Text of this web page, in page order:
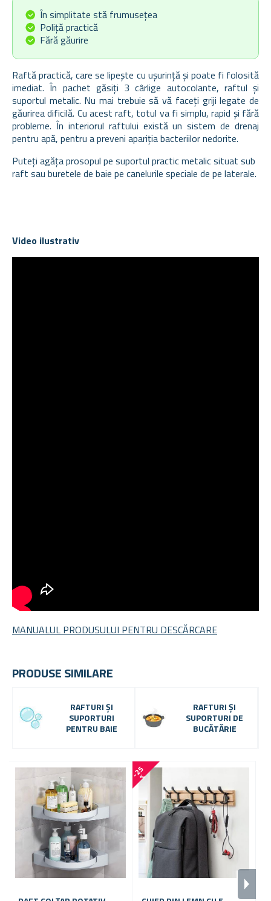
În simplitate stă frumusețea
Poliță practică
Fără găurire
Raftă practică, care se lipește cu ușurință și poate fi folosită
imediat. În pachet găsiți 3 cârlige autocolante, raftul și
suportul metalic. Nu mai trebuie să vă faceți griji legate de
găurirea dificilă. Cu acest raft, totul va fi simplu, rapid și fără
probleme. În interiorul raftului există un sistem de drenaj
pentru apă, pentru a preveni apariția bacteriilor nedorite.
Puteți agățaprosopul pe suportul practic metalic situat sub
raft sau buretele de baie pe canelurile speciale de pe laterale.
Video ilustrativ
MANUALUL PRODUSULUI PENTRU DESCĂRCARE
PRODUSE SIMILARE
RAFTURI ȘI
SUPORTURI
PENTRU BAIE
RAFTURI ȘI
SUPORTURI DE
BUCĂTĂRIE
-
2
5
%